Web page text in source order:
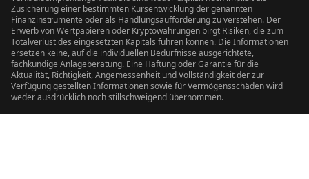
Zusicherung einer bestimmten Kursentwicklung der genannten
Finanzinstrumente oder als Handlungsaufforderung zu verstehen. Der
Erwerb von Wertpapieren oder Kryptowährungen birgt Risiken, die zum
Totalverlust des eingesetzten Kapitals führen können. Die Informationen
ersetzen keine, auf die individuellen Bedürfnisse ausgerichtete,
fachkundige Anlageberatung. Eine Haftung oder Garantie für die
Aktualität, Richtigkeit, Angemessenheit und Vollständigkeit der zur
Verfügung gestellten Informationen sowie für Vermögensschäden wird
weder ausdrücklich noch stillschweigend übernommen.